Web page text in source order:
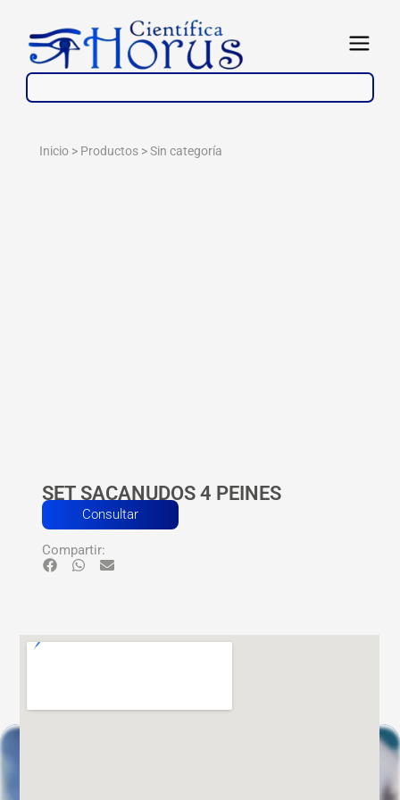
contenido
Abrir
Inicio > Productos >Sin categoría
SET SACANUDOS 4 PEINES
Consultar
Compartir: